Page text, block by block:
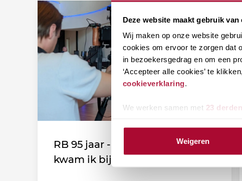
Deze website maakt gebruik van
Wij maken op onze website
cookies om ervoor te zorgen dat
in bezoekersgedrag en om een
‘Accepteer alle cookies’ te
cookieverklaring.
We werken samen met 23 derden
Weigeren
RB 95 jaar - Leden vertellen: Zo
kwam ik bij de vereniging!